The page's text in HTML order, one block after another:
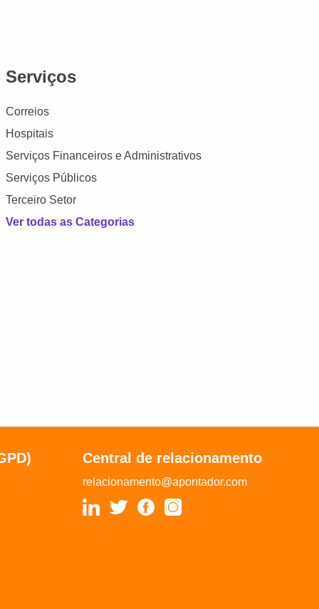
Serviços
Correios
Hospitais
Serviços Financeiros e Administrativos
Serviços Públicos
Terceiro Setor
Ver todas as Categorias
Central de relacionamento
relacionamento@apontador.com